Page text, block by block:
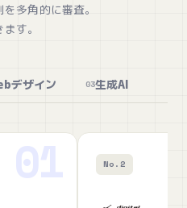
多角的に審査。
す。
デザイン 03生成AI
01 No.2